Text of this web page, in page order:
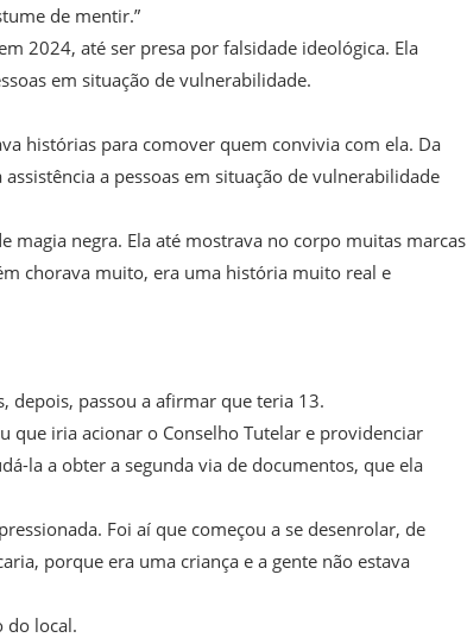
de mentir.”
2024, até ser presa por falsidade ideológica. Ela
em situação de vulnerabilidade.
histórias para comover quem convivia com ela. Da
a pessoas em situação de vulnerabilidade
magia negra. Ela até mostrava no corpo muitas marcas
chorava muito, era uma história muito real e
depois, passou a afirmar que teria 13.
que iria acionar o Conselho Tutelar e providenciar
la a obter a segunda via de documentos, que ela
Foi aí que começou a se desenrolar, de
porque era uma criança e a gente não estava
do local.